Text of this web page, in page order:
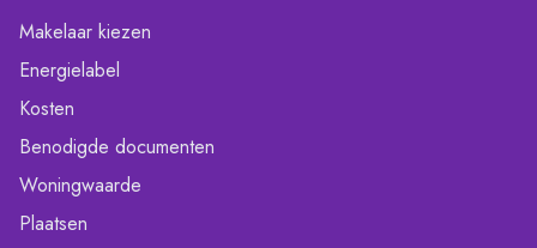
Makelaar kiezen
Energielabel
Kosten
Benodigde documenten
Woningwaarde
Plaatsen